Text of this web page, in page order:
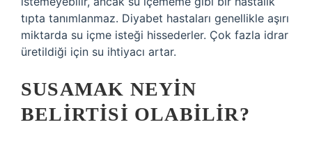
tıpta tanımlanmaz. Diyabet hastaları genellikle aşırı
miktarda su içme isteği hissederler. Çok fazla idrar
üretildiği için su ihtiyacı artar.
SUSAMAK NEYIN
BELIRTISI OLABILIR?